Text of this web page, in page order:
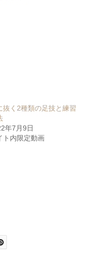
抜く2種類の足技と練習
年7月9日
ト内限定動画